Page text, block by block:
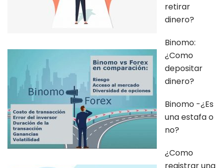
retirar
dinero?
Binomo:
¿Como
depositar
dinero?
Binomo -¿Es
una estafa o
no?
¿Como
registrar una